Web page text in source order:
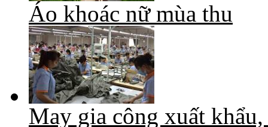
Áo khoác nữ mùa thu
May gia công xuất